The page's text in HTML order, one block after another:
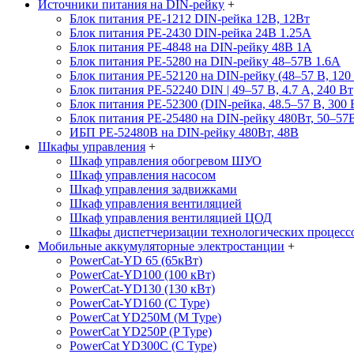
Источники питания на DIN-рейку +
Блок питания PE-1212 DIN-рейка 12В, 12Вт
Блок питания PE-2430 DIN-рейка 24В 1.25А
Блок питания PE-4848 на DIN-рейку 48В 1А
Блок питания PE-5280 на DIN-рейку 48–57В 1.6А
Блок питания PE-52120 на DIN-рейку (48–57 В,
Блок питания PE-52240 DIN | 49–57 В, 4.7 А, 240 Вт
Блок питания PE-52300 (DIN-рейка, 48.5–57 В, 300
Блок питания PE-25480 на DIN-рейку 480Вт,
ИБП PE-52480B на DIN-рейку 480Вт, 48В
Шкафы управления +
Шкаф управления обогревом ШУО
Шкаф управления насосом
Шкаф управления задвижками
Шкаф управления вентиляцией
Шкаф управления вентиляцией ЦОД
Шкафы диспетчеризации технологических
Мобильные аккумуляторные электростанции +
PowerCat-YD 65 (65кВт)
PowerCat-YD100 (100 кВт)
PowerCat-YD130 (130 кВт)
PowerCat-YD160 (C Type)
PowerCat YD250M (M Type)
PowerCat YD250P (P Type)
PowerCat YD300C (C Type)